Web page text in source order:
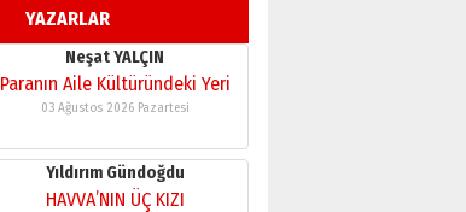
YAZARLAR
11 Mayıs 2026 Pazartesi
Neşat YALÇIN
Paranın Aile Kültüründeki Yeri
03 Ağustos 2026 Pazartesi
Yıldırım Gündoğdu
HAVVA’NIN ÜÇ KIZI